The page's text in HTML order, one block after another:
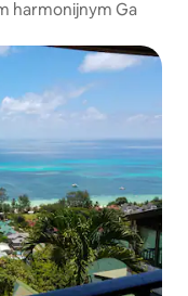
harmonijnym Ga